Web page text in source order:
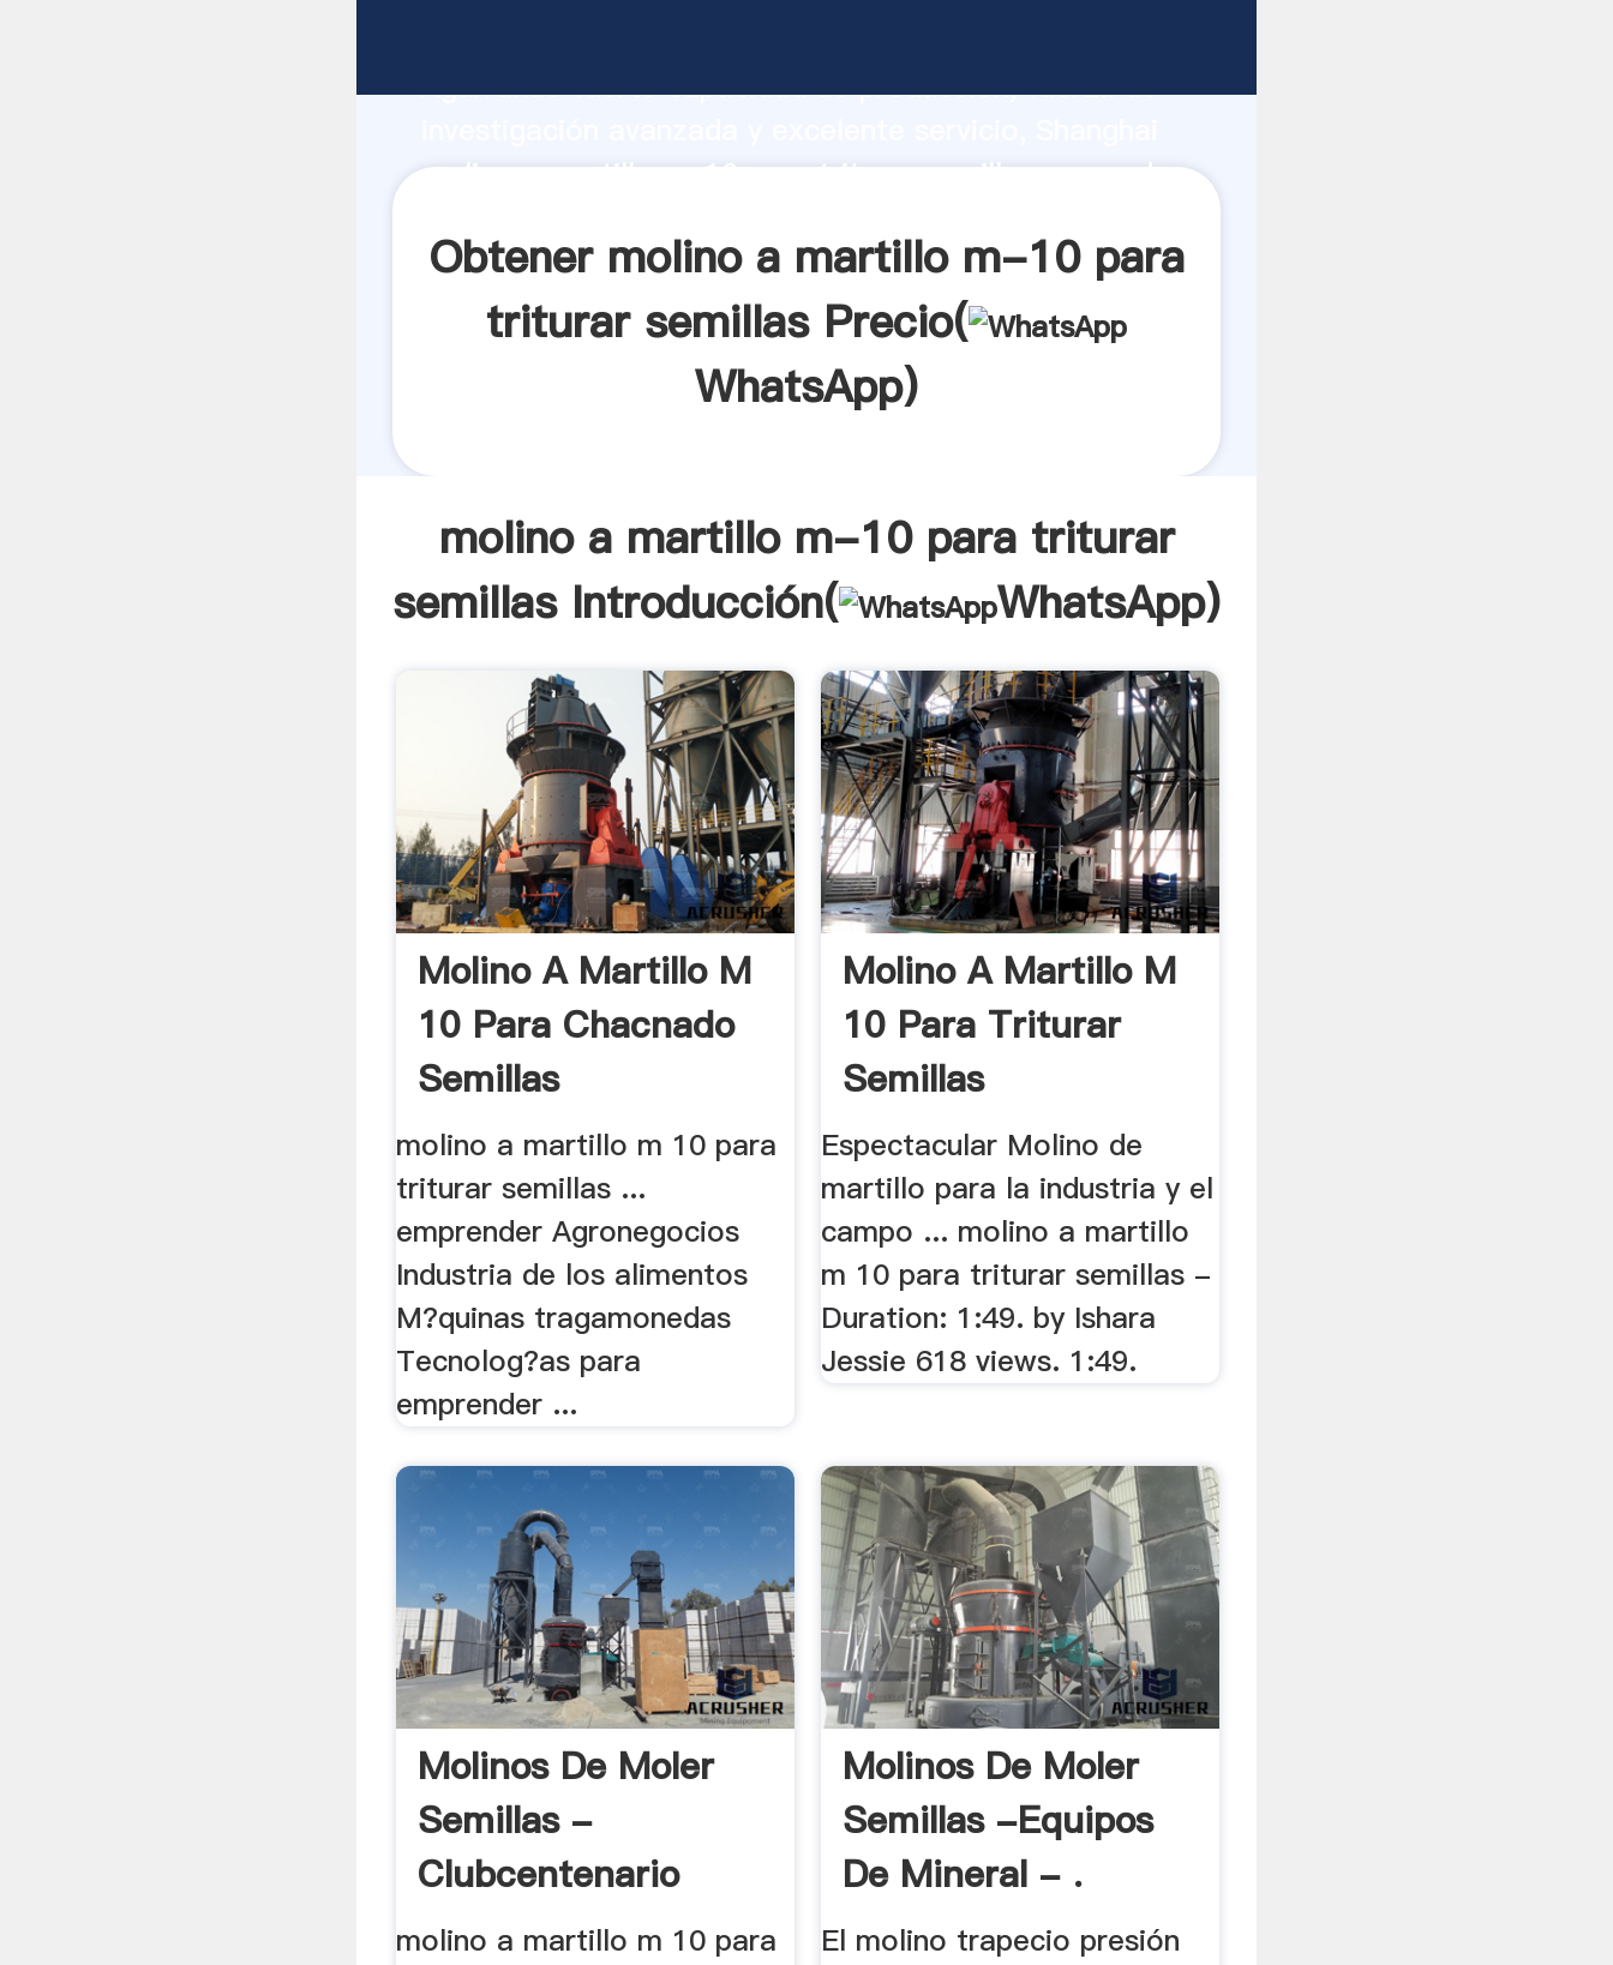
Agarrando fuerte capacidad de producción, fuerza de
molino a martillo m-10 para triturar semillas proveedor
Obtener molino a martillo m-10 para
triturar semillas Precio(
WhatsApp)
molino a martillo m-10 para triturar
semillas Introducción(
WhatsApp)
Molino A Martillo M
10 Para Chacnado
Semillas
molino a martillo m 10 para
triturar semillas ...
emprender Agronegocios
Industria de los alimentos
M?quinas tragamonedas
Tecnolog?as para
emprender ...
Molino A Martillo M
10 Para Triturar
Semillas
Espectacular Molino de
martillo para la industria y el
campo ... molino a martillo
m 10 para triturar semillas -
Duration: 1:49. by Ishara
Jessie 618 views. 1:49.
Molinos De Moler
Semillas -
Clubcentenario
molino a martillo m 10 para
Molinos De Moler
Semillas -equipos
De Mineral - .
El molino trapecio presión